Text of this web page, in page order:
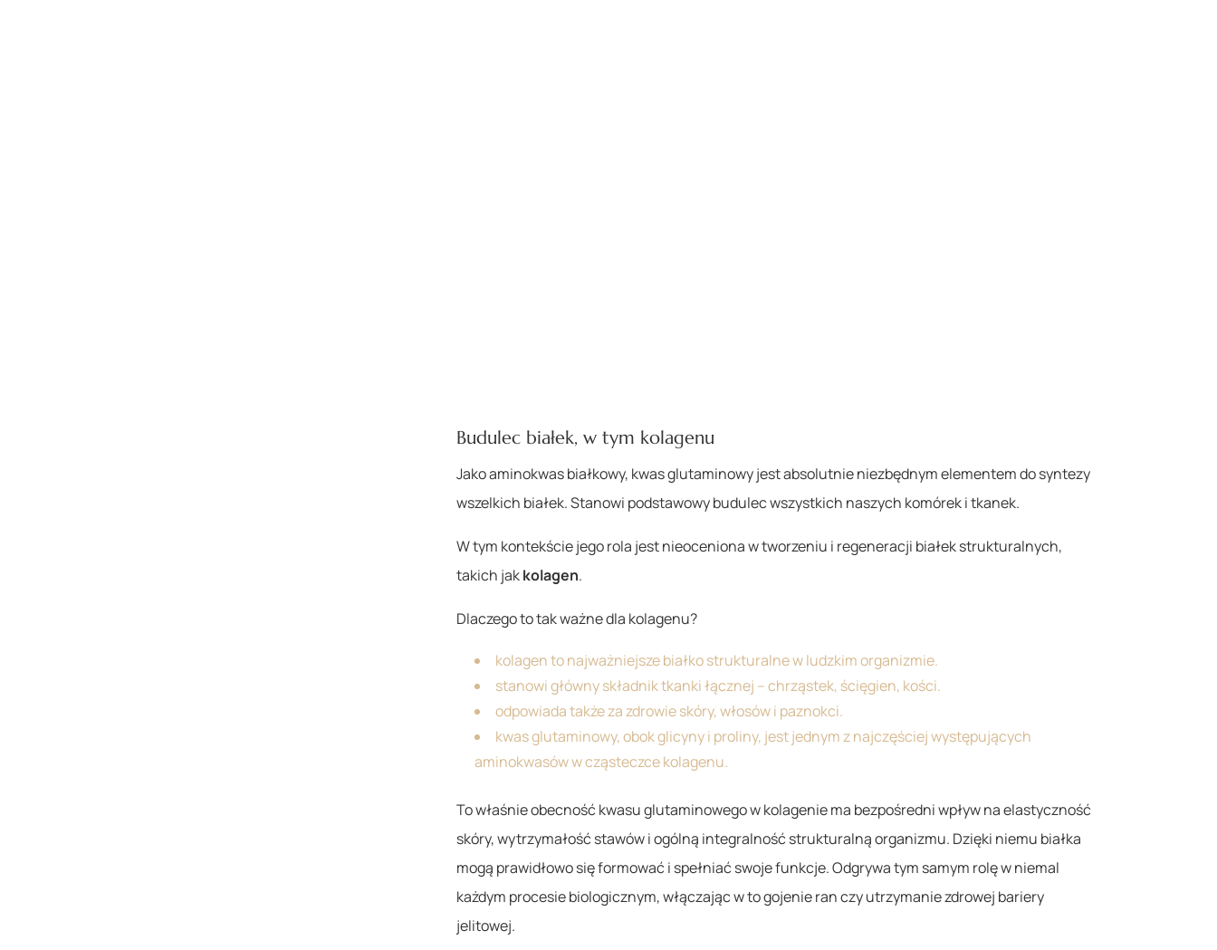
Budulec białek, w tym kolagenu
Jako aminokwas białkowy, kwas glutaminowy jest absolutnie niezbędnym elementem do syntezy
wszelkich białek. Stanowi podstawowy budulec wszystkich naszych komórek i tkanek.
W tym kontekście jego rola jest nieoceniona w tworzeniu i regeneracji białek strukturalnych,
takich jakkolagen.
Dlaczego to tak ważne dla kolagenu?
kolagen to najważniejsze białko strukturalne w ludzkim organizmie.
stanowi główny składnik tkanki łącznej – chrząstek, ścięgien, kości.
odpowiada także za zdrowie skóry, włosów i paznokci.
kwas glutaminowy, obok glicyny i proliny, jest jednym z najczęściej występujących
aminokwasów w cząsteczce kolagenu.
To właśnie obecność kwasu glutaminowego w kolagenie ma bezpośredni wpływ na elastyczność
skóry, wytrzymałość stawów i ogólną integralność strukturalną organizmu. Dzięki niemu białka
mogą prawidłowo się formować i spełniać swoje funkcje. Odgrywa tym samym rolę w niemal
każdym procesie biologicznym, włączając w to gojenie ran czy utrzymanie zdrowej bariery
jelitowej.